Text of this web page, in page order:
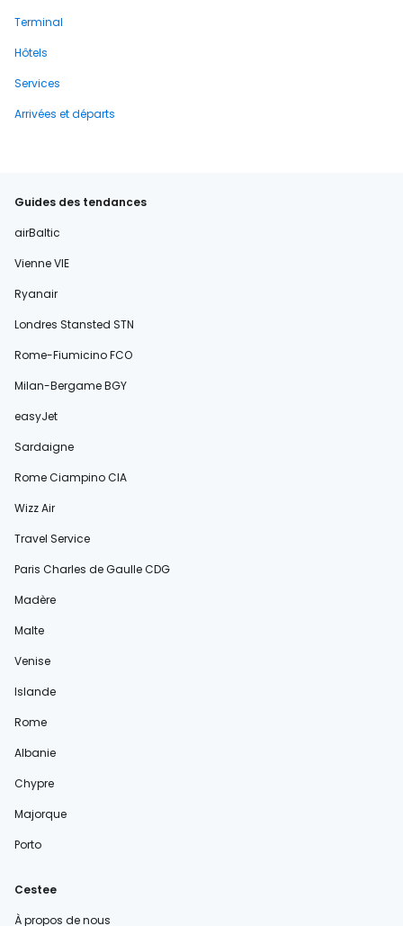
Terminal
Hôtels
Services
Arrivées et départs
Guides des tendances
airBaltic
Vienne VIE
Ryanair
Londres Stansted STN
Rome-Fiumicino FCO
Milan-Bergame BGY
easyJet
Sardaigne
Rome Ciampino CIA
Wizz Air
Travel Service
Paris Charles de Gaulle CDG
Madère
Malte
Venise
Islande
Rome
Albanie
Chypre
Majorque
Porto
Cestee
À propos de nous